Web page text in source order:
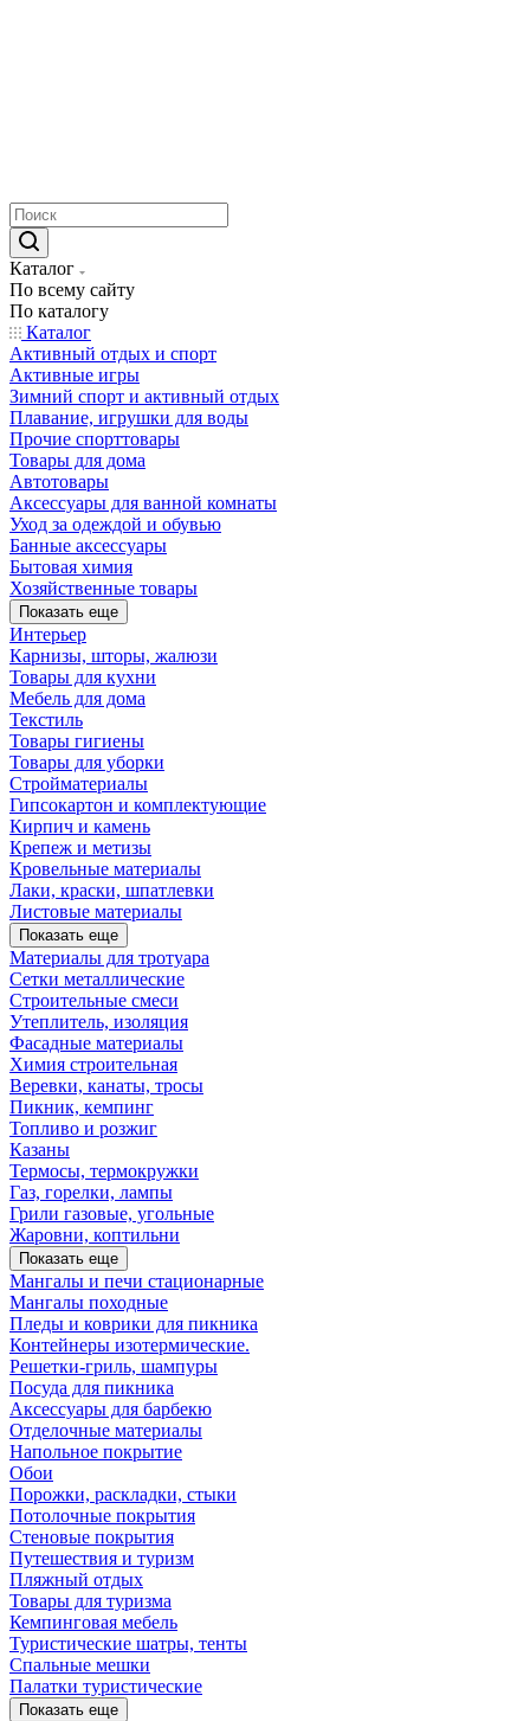
Каталог
По всему сайту
По каталогу
Каталог
Активный отдых и спорт
Активные игры
Зимний спорт и активный отдых
Плавание, игрушки для воды
Прочие спорттовары
Товары для дома
Автотовары
Аксессуары для ванной комнаты
Уход за одеждой и обувью
Банные аксессуары
Бытовая химия
Хозяйственные товары
Показать еще
Интерьер
Карнизы, шторы, жалюзи
Товары для кухни
Мебель для дома
Текстиль
Товары гигиены
Товары для уборки
Стройматериалы
Гипсокартон и комплектующие
Кирпич и камень
Крепеж и метизы
Кровельные материалы
Лаки, краски, шпатлевки
Листовые материалы
Показать еще
Материалы для тротуара
Сетки металлические
Строительные смеси
Утеплитель, изоляция
Фасадные материалы
Химия строительная
Веревки, канаты, тросы
Пикник, кемпинг
Топливо и розжиг
Казаны
Термосы, термокружки
Газ, горелки, лампы
Грили газовые, угольные
Жаровни, коптильни
Показать еще
Мангалы и печи стационарные
Мангалы походные
Пледы и коврики для пикника
Контейнеры изотермические.
Решетки-гриль, шампуры
Посуда для пикника
Аксессуары для барбекю
Отделочные материалы
Напольное покрытие
Обои
Порожки, раскладки, стыки
Потолочные покрытия
Стеновые покрытия
Путешествия и туризм
Пляжный отдых
Товары для туризма
Кемпинговая мебель
Туристические шатры, тенты
Спальные мешки
Палатки туристические
Показать еще